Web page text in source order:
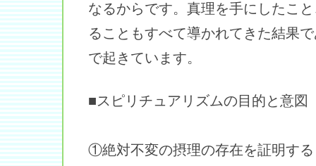
なるからです。真理を手にしたこ
ることもすべて導かれてきた結果
で起きています。
■スピリチュアリズムの目的と意図
①絶対不変の摂理の存在を証明する